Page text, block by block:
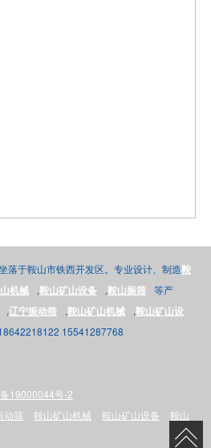
落于鞍山市铁西开发区。专业设计、制造鞍
机械 ,鞍山矿山设备 ,鞍山振筛 等产
,辽宁振动筛 ,鞍山矿山机械 ,鞍山矿山设
15541287768
19000044号-2
动筛 鞍山矿山机械 鞍山矿山设备
鞍山